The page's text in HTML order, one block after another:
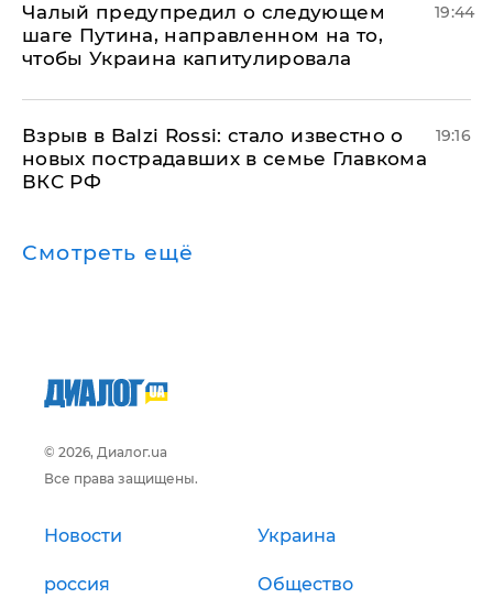
Чалый предупредил о следующем
шаге Путина, направленном на то,
чтобы Украина капитулировала
19:44
Взрыв в Balzi Rossi: стало известно о
новых пострадавших в семье Главкома
ВКС РФ
19:16
Смотреть ещё
© 2026, Диалог.ua
Все права защищены.
Новости Украина
россия Общество